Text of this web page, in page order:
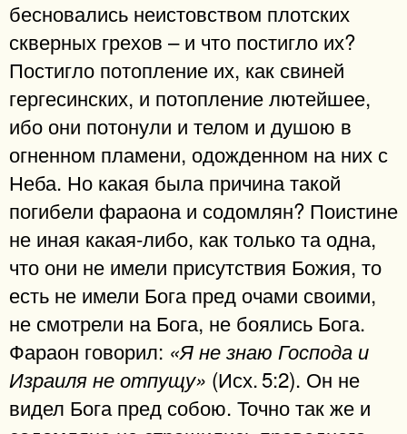
бесновались неистовством плотских
скверных грехов – и что постигло их?
Постигло потопление их, как свиней
гергесинских, и потопление лютейшее,
ибо они потонули и телом и душою в
огненном пламени, одожденном на них с
Неба. Но какая была причина такой
погибели фараона и содомлян? Поистине
не иная какая-либо, как только та одна,
что они не имели присутствия Божия, то
есть не имели Бога пред очами своими,
не смотрели на Бога, не боялись Бога.
Фараон говорил: «Я не знаю Господа и
Израиля не отпущу» (Исх. 5:2). Он не
видел Бога пред собою. Точно так же и